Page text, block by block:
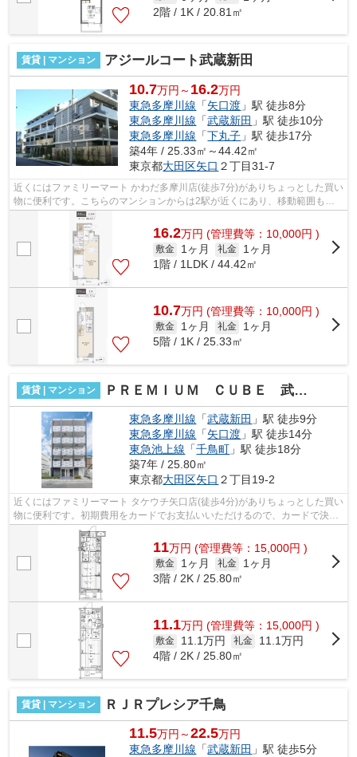
2階 / 1K / 20.81㎡
賃貸 | マンション アジールコート武蔵新田
10.7万円～ 16.2万円
東急多摩川線 「矢口渡 」駅 徒歩8分
東急多摩川線 「武蔵新田 」駅 徒歩10分
東急多摩川線 「下丸子 」駅 徒歩17分
築4年 / 25.33㎡～44.42㎡
東京都大田区矢口 ２丁目31-7
近くにはファミリーマート かわだ多摩川店(徒歩7分)がありちょっとした買い
物に便利です。こちらのマンションからは2駅が近くにあり、移動範囲も広
がります。駅から徒歩8分の物件なら...
16.2万円 (管理費等：10,000円 )
敷金 1ヶ月 礼金
1ヶ月
1階 / 1LDK / 44.42㎡
10.7万円 (管理費等：10,000円 )
敷金 1ヶ月 礼金
1ヶ月
5階 / 1K / 25.33㎡
賃貸 | マンション ＰＲＥＭＩＵＭ ＣＵＢＥ 武蔵新田
東急多摩川線 「武蔵新田 」駅 徒歩9分
東急多摩川線 「矢口渡 」駅 徒歩14分
東急池上線 「千鳥町 」駅 徒歩18分
築7年 / 25.80㎡
東京都大田区矢口 ２丁目19-2
近くにはファミリーマート タケウチ矢口店(徒歩4分)がありちょっとした買い
物に便利です。初期費用をカードでお支払いいただけるので、カードで決済
したい方にもおすすめです。タイル...
11万円 (管理費等：15,000円 )
敷金 1ヶ月 礼金
1ヶ月
3階 / 2K / 25.80㎡
11.1万円 (管理費等：15,000円 )
敷金 11.1万円 礼金
11.1万円
4階 / 2K / 25.80㎡
賃貸 | マンション ＲＪＲプレシア千鳥
11.5万円～22.5万円
東急多摩川線 「武蔵新田 」駅 徒歩5分